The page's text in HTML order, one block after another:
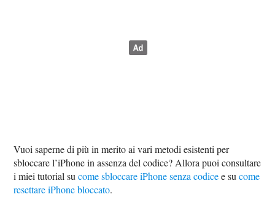
Vuoi saperne di più in merito ai vari metodi esistenti per
sbloccare l’iPhone in assenza del codice? Allora puoi consultare
i miei tutorial sucome sbloccare iPhone senza codicee sucome
resettare iPhone bloccato.